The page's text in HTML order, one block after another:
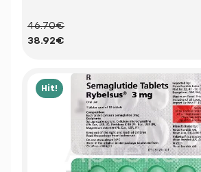
46.70€
38.92€
Hit!